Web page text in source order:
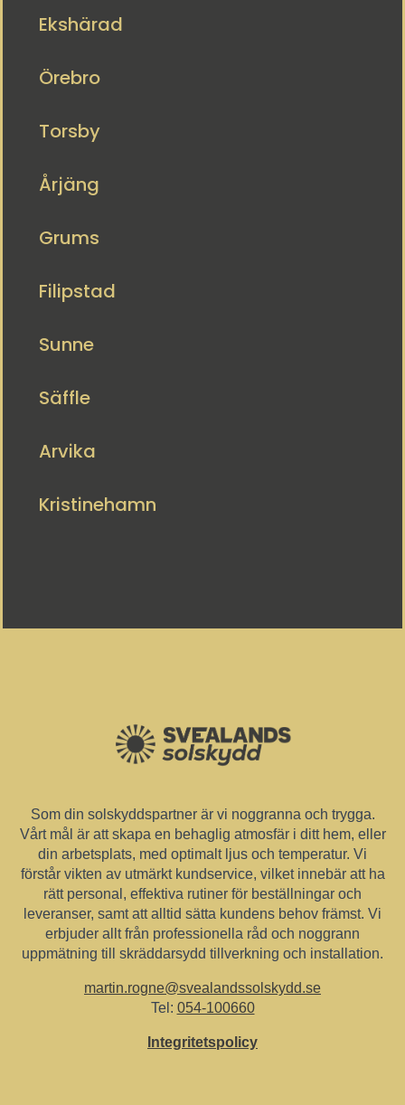
Ekshärad
Örebro
Torsby
Årjäng
Grums
Filipstad
Sunne
Säffle
Arvika
Kristinehamn
Som din solskyddspartner är vi noggranna och trygga.
Vårt mål är att skapa en behaglig atmosfär i ditt hem, eller
din arbetsplats, med optimalt ljus och temperatur. Vi
förstår vikten av utmärkt kundservice, vilket innebär att ha
rätt personal, effektiva rutiner för beställningar och
leveranser, samt att alltid sätta kundens behov främst. Vi
erbjuder allt från professionella råd och noggrann
uppmätning till skräddarsydd tillverkning och installation.
martin.rogne@svealandssolskydd.se
Tel: 054-100660
Integritetspolicy